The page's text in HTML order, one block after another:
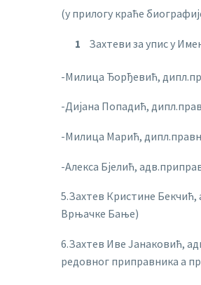
(у прилогу краће
Захтеви за упис у
-Милица Ђорђевић,
-Дијана Попадић,
-Милица Марић,
-Алекса Бјелић,
5.Захтев Кристине
Врњачке Бање)
6.Захтев Иве Јанаковић,
редовног приправника а